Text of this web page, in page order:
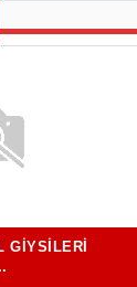
GIYSILERI